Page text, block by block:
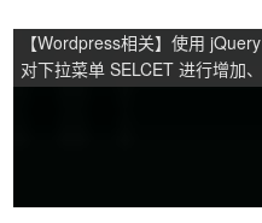
【Wordpress相关】使用 jQuery
对下拉菜单 SELCET 进行增加、